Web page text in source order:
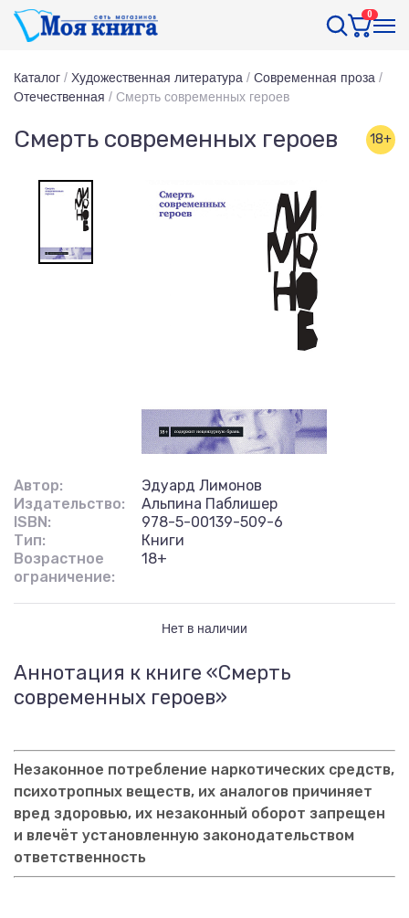
0
Каталог / Художественная литература / Современная проза /
Отечественная / Смерть современных героев
Смерть современных героев 18+
Автор:
Эдуард Лимонов
Издательство:
Альпина Паблишер
ISBN:
978-5-00139-509-6
Тип:
Книги
Возрастное
ограничение:
18+
Нет в наличии
Аннотация к книге «Смерть
современных героев»
Незаконное потребление наркотических средств,
психотропных веществ, их аналогов причиняет
вред здоровью, их незаконный оборот запрещен
и влечёт установленную законодательством
ответственность